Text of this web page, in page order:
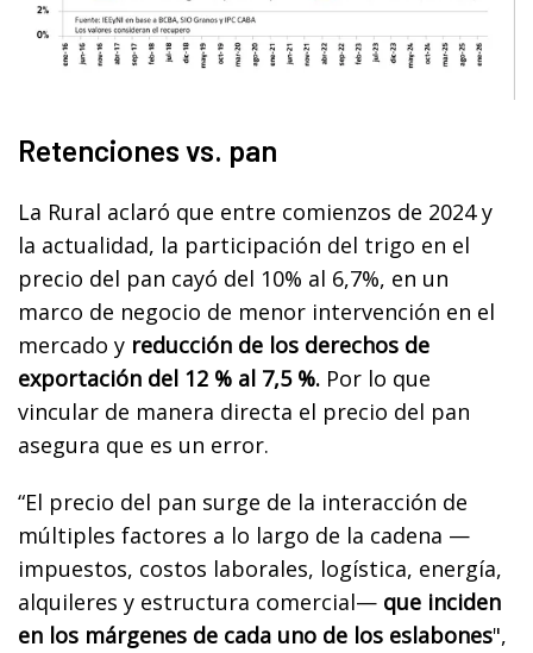
Retenciones vs. pan
La Rural aclaró que entre comienzos de 2024 y
la actualidad, la participación del trigo en el
precio del pan cayó del 10% al 6,7%, en un
marco de negocio de menor intervención en el
mercado y reducción de los derechos de
exportación del 12 % al 7,5 %. Por lo que
vincular de manera directa el precio del pan
asegura que es un error.
“El precio del pan surge de la interacción de
múltiples factores a lo largo de la cadena —
impuestos, costos laborales, logística, energía,
alquileres y estructura comercial— que inciden
en los márgenes de cada uno de los eslabones",